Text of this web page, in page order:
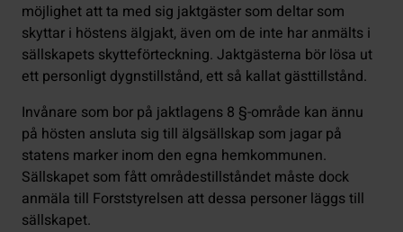
möjlighet att ta med sig jaktgäster som deltar som
skyttar i höstens älgjakt, även om de inte har anmälts i
sällskapets skytteförteckning. Jaktgästerna bör lösa ut
ett personligt dygnstillstånd, ett så kallat gästtillstånd.
Invånare som bor på jaktlagens 8 §-område kan ännu
på hösten ansluta sig till älgsällskap som jagar på
statens marker inom den egna hemkommunen.
Sällskapet som fått områdestillståndet måste dock
anmäla till Forststyrelsen att dessa personer läggs till
sällskapet.